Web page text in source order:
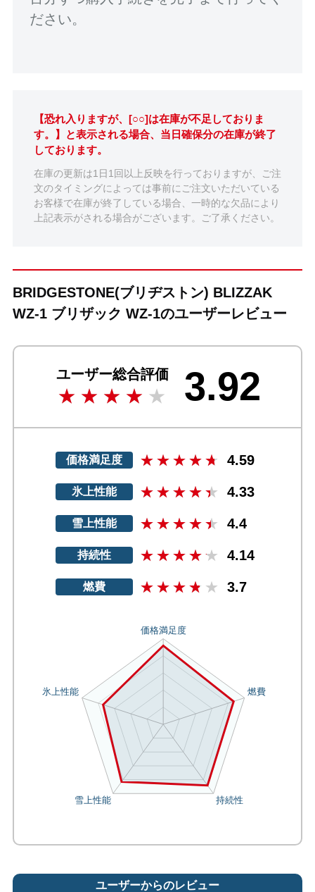
ださい。
【恐れ入りますが、[○○]は在庫が不足しておりま
す。】と表示される場合、当日確保分の在庫が終了
しております。
在庫の更新は1日1回以上反映を行っておりますが、ご注
文のタイミングによっては事前にご注文いただいている
お客様で在庫が終了している場合、一時的な欠品により
上記表示がされる場合がございます。ご了承ください。
BRIDGESTONE(ブリヂストン) BLIZZAK
WZ-1 ブリザック WZ-1のユーザーレビュー
ユーザー総合評価 3.92
価格満足度 4.59
氷上性能 4.33
雪上性能 4.4
持続性 4.14
燃費 3.7
ユーザーからのレビュー